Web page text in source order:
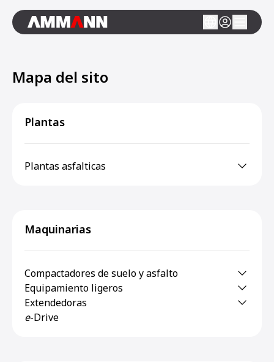
Mapa del sito
Plantas
Plantas asfalticas
Maquinarias
Compactadores de suelo y asfalto
Equipamiento ligeros
Extendedoras
e-Drive